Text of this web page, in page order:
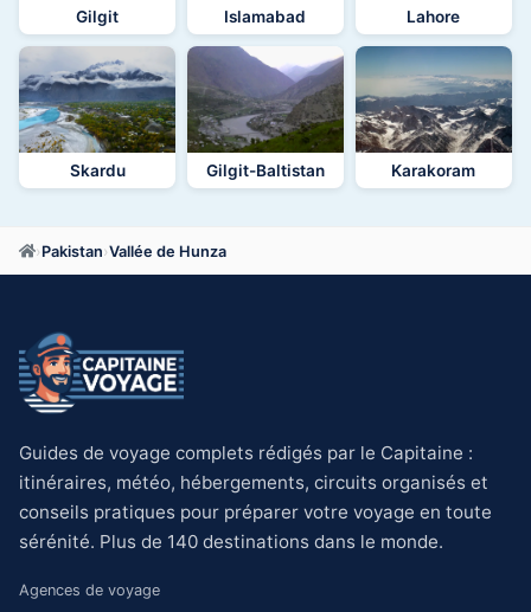
Gilgit Islamabad Lahore
Skardu Gilgit-Baltistan Karakoram
› Pakistan›Vallée de Hunza
Guides de voyage complets rédigés par le Capitaine :
itinéraires, météo, hébergements, circuits organisés et
conseils pratiques pour préparer votre voyage en toute
sérénité. Plus de 140 destinations dans le monde.
Agences de voyage